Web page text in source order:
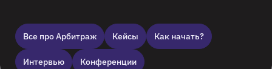
Все про Арбитраж Кейсы Как начать?
Интервью Конференции